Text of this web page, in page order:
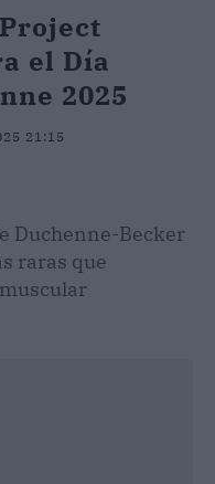
el Día
2025
21:15
Duchenne-Becker
raras que